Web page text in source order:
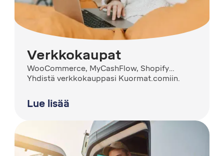
Verkkokaupat
WooCommerce, MyCashFlow, Shopify…
Yhdistä verkkokauppasi Kuormat.comiin.
Lue lisää